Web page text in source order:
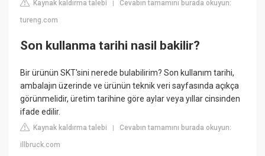
Kaynak kaldırma talebi |Cevabın tamamını burada okuyun:
tureng.com
Son kullanma tarihi nasil bakilir?
Bir ürünün SKT'sini nerede bulabilirim? Son kullanım tarihi,
ambalajın üzerinde ve ürünün teknik veri sayfasında açıkça
görünmelidir, üretim tarihine göre aylar veya yıllar cinsinden
ifade edilir.
Kaynak kaldırma talebi |Cevabın tamamını burada okuyun:
illbruck.com